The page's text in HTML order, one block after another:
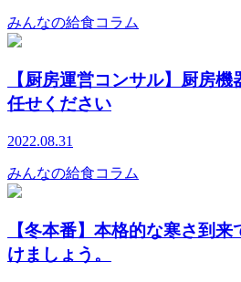
みんなの給食コラム
【厨房運営コンサル】厨房
任せください
2022.08.31
みんなの給食コラム
【冬本番】本格的な寒さ到
けましょう。